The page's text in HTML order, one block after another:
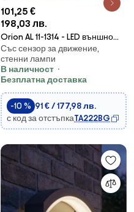
101,25 €
198,03 лв.
Orion AL 11-1314 - LED външно
осветление с сензор CUBE-S
LED/13W/230V IP54 ант.
Със сензор за движение,
стенни лампи
В наличност
Безплатна доставка
-10 % 91 € / 177,98 лв.
с код за отстъпкаTA222BG